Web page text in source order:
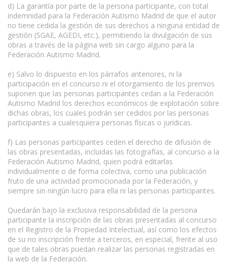
d) La garantía por parte de la persona participante, con total
indemnidad para la Federación Autismo Madrid de que el autor
no tiene cedida la gestión de sus derechos a ninguna entidad de
gestión (SGAE, AGEDI, etc.), permitiendo la divulgación de sus
obras a través de la página web sin cargo alguno para la
Federación Autismo Madrid.
e) Salvo lo dispuesto en los párrafos anteriores, ni la
participación en el concurso ni el otorgamiento de los premios
suponen que las personas participantes cedan a la Federación
Autismo Madrid los derechos económicos de explotación sobre
dichas obras, los cuales podrán ser cedidos por las personas
participantes a cualesquiera personas físicas o jurídicas.
f) Las personas participantes ceden el derecho de difusión de
las obras presentadas, incluidas las fotografías, al concurso a la
Federación Autismo Madrid, quien podrá editarlas
individualmente o de forma colectiva, como una publicación
fruto de una actividad promocionada por la Federación, y
siempre sin ningún lucro para ella ni las personas participantes.
Quedarán bajo la exclusiva responsabilidad de la persona
participante la inscripción de las obras presentadas al concurso
en el Registro de la Propiedad Intelectual, así como los efectos
de su no inscripción frente a terceros, en especial, frente al uso
que de tales obras puedan realizar las personas registradas en
la web de la Federación.